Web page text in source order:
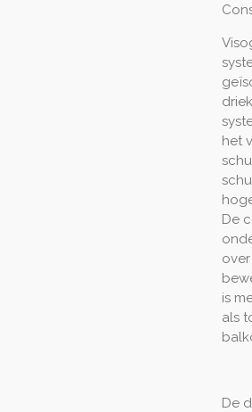
het
De
is
als
De